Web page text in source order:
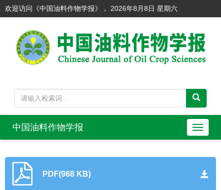
欢迎访问《中国油料作物学报》， 2026年8月8日 星期六
导
航
切
中国油料作物学报
PDF(968 KB)